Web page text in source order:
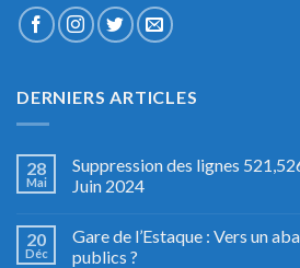
DERNIERS ARTICLES
28
Mai
Suppression des lignes
Juin 2024
20
Déc
Gare de l’Estaque : Vers un
publics ?